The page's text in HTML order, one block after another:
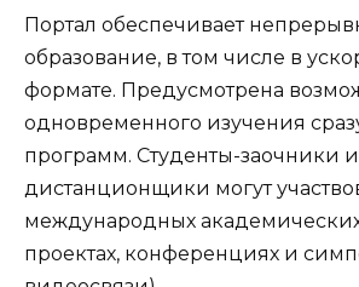
Портал обеспечивает
образование, в том числе в
формате. Предусмотрена
одновременного изучения
программ. Студенты-заочники и
дистанционщики могут
международных
проектах, конференциях и